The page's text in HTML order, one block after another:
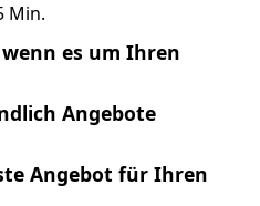
Min.
es um Ihren
Angebote
Angebot für Ihren